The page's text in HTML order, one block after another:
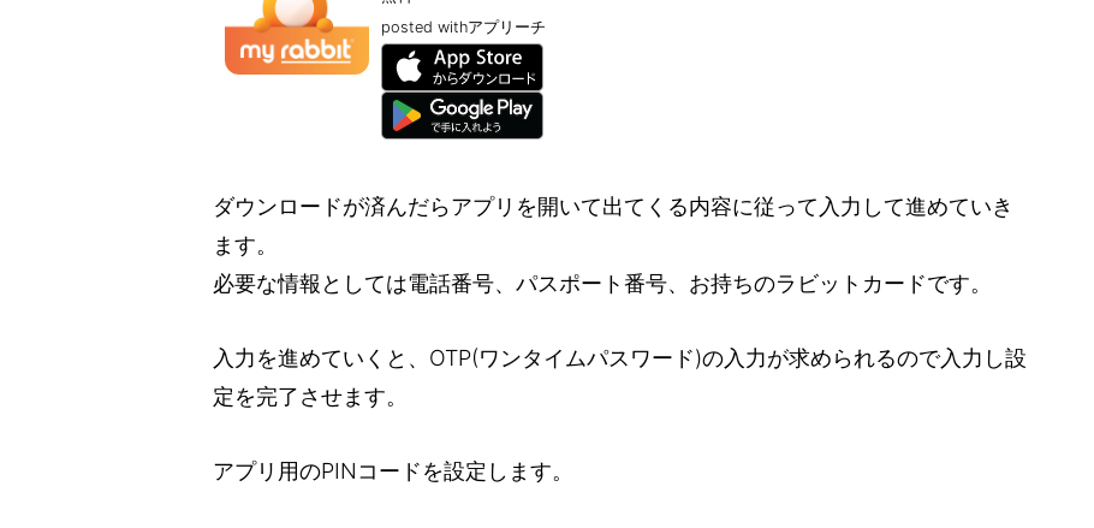
posted withアプリーチ
ダウンロードが済んだらアプリを開いて出てくる内容に従って入力して進めていき
ます。
必要な情報としては電話番号、パスポート番号、お持ちのラビットカードです。
入力を進めていくと、OTP(ワンタイムパスワード)の入力が求められるので入力し設
定を完了させます。
アプリ用のPINコードを設定します。